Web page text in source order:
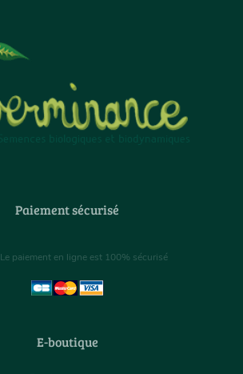
Paiement sécurisé
Le paiement en ligne est 100% sécurisé
E-boutique